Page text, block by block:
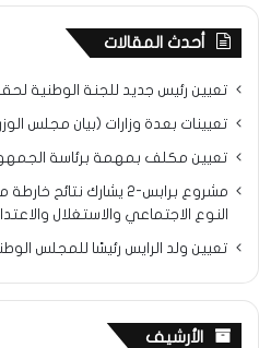
أحدث المقالات
تعيين رئيس جديد للجنة الوطنية
تعيينات بعدة وزارات (بيان مجلس
تعيين مكلف بمهمة برئاسة
مشروع برابس-2 يشارك
النوع الاجتماعي والاستغلال
تعيين ولد الرايس رئيسًا للمجلس
الأرشيف